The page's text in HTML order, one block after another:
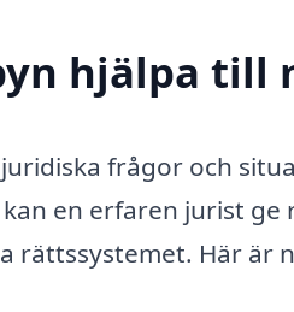
hjälpa till
frågor och
en erfaren jurist ge
rättssystemet. Här är